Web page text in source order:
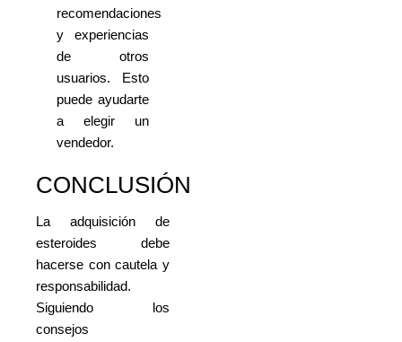
recomendaciones
y experiencias
de otros
usuarios. Esto
puede ayudarte
a elegir un
vendedor.
CONCLUSIÓN
La adquisición de
esteroides debe
hacerse con cautela y
responsabilidad.
Siguiendo los
consejos